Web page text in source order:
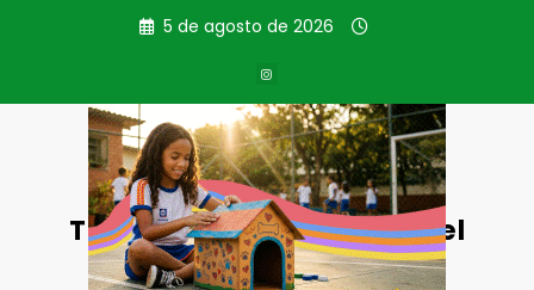
5 de agosto de 2026
Tag: Indústria Sustentável
Página inicial Indústria Sustentável